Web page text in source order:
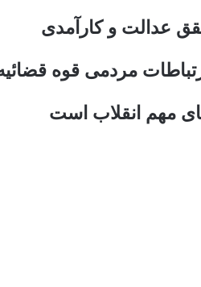
عدالت و کارآمدی
مهم انقلاب است